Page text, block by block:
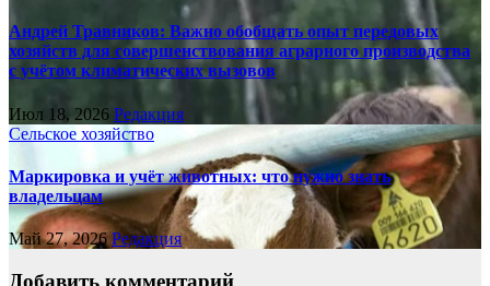
Андрей Травников: Важно обобщать опыт передовых
хозяйств для совершенствования аграрного производства
с учётом климатических вызовов
Июл 18, 2026 Редакция
Сельское хозяйство
Маркировка и учёт животных: что нужно знать
владельцам
Май 27, 2026Редакция
Добавить комментарий